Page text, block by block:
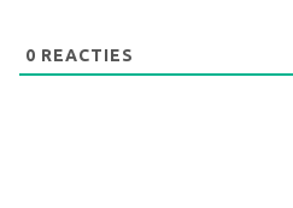
0 REACTIES